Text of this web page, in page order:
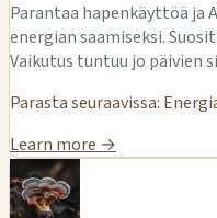
Parantaa hapenkäyttöä ja
energian saamiseksi.
Vaikutus tuntuu jo päivien
Parasta seuraavissa:
Learn more →